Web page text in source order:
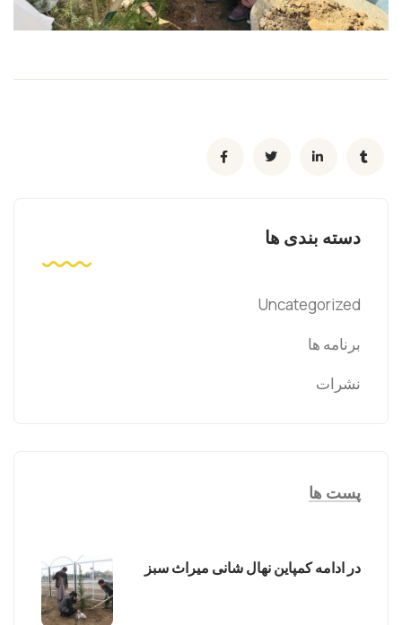
دسته بندی ها
Uncategorized
برنامه ها
نشرات
پست ها
در ادامه کمپاین نهال شانی میراث سبز